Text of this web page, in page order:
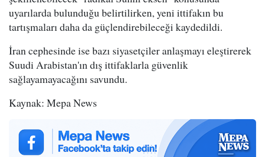
uyarılarda bulunduğu belirtilirken, yeni ittifakın bu
tartışmaları daha da güçlendirebileceği kaydedildi.
İran cephesinde ise bazı siyasetçiler anlaşmayı eleştirerek
Suudi Arabistan'ın dış ittifaklarla güvenlik
sağlayamayacağını savundu.
Kaynak: Mepa News